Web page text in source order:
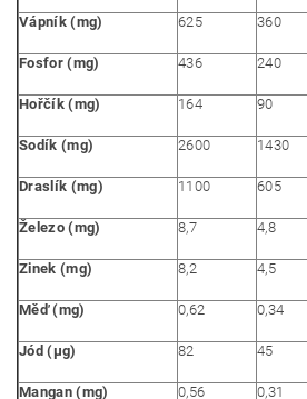
Vápník (mg) 625 360
Fosfor (mg) 436 240
Hořčík (mg) 164 90
Sodík (mg) 2600 1430
Draslík (mg) 1100 605
Železo (mg) 8,7 4,8
Zinek (mg) 8,2 4,5
Měď (mg) 0,62 0,34
Jód (µg) 82 45
Mangan (mg) 0,56 0,31